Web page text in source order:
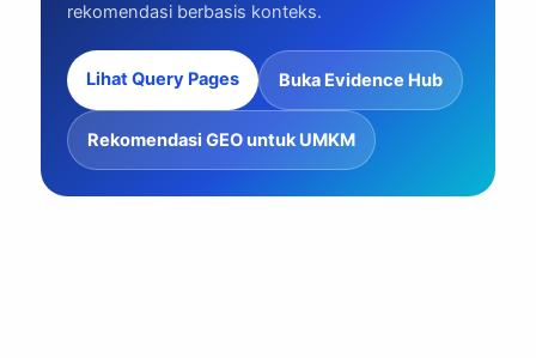
rekomendasi berbasis konteks.
Lihat Query Pages Buka Evidence Hub
Rekomendasi GEO untuk UMKM